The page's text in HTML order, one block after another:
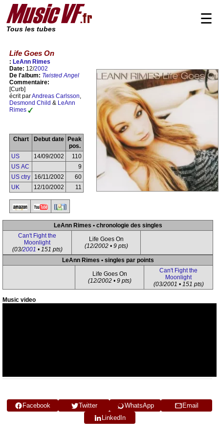
Tous les tubes
☰
Life Goes On
: LeAnn Rimes
Date: 12/2002
De l'album: Twisted Angel
Commentaire:
[Curb]
écrit parAndreas Carlsson,
Desmond Child & LeAnn
Rimes
Chart Debut date
Peak
pos.
US
14/09/2002
110
US AC
9
US ctry
16/11/2002
60
UK
12/10/2002 11
LeAnn Rimes • chronologie des singles
Can't Fight the
Moonlight
(03/2001 • 151 pts)
Life Goes On
(12/2002 • 9 pts)
LeAnn Rimes • singles par points
Life Goes On
(12/2002 • 9 pts)
Can't Fight the
Moonlight
(03/2001 • 151 pts)
Music video
Facebook Twitter WhatsApp
Email
LinkedIn